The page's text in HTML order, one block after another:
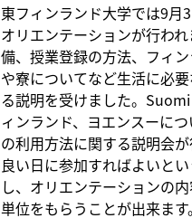
東フィンランド大学では9月
オリエンテーションが行わ
備、授業登録の方法、フィ
や寮についてなど生活に必
る説明を受けました。
ィンランド、ヨエンスーに
の利用方法に関する説明会
良い日に参加すればよいと
し、オリエンテーションの
単位をもらうことが出来ま